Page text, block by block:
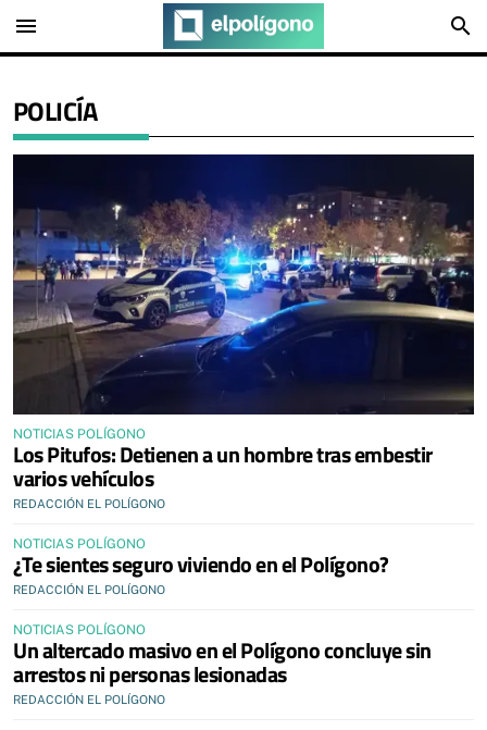
menu search
POLICÍA
NOTICIAS POLÍGONO
Los Pitufos: Detienen a un hombre tras embestir
varios vehículos
REDACCIÓN EL POLÍGONO
NOTICIAS POLÍGONO
¿Te sientes seguro viviendo en el Polígono?
REDACCIÓN EL POLÍGONO
NOTICIAS POLÍGONO
Un altercado masivo en el Polígono concluye sin
arrestos ni personas lesionadas
REDACCIÓN EL POLÍGONO